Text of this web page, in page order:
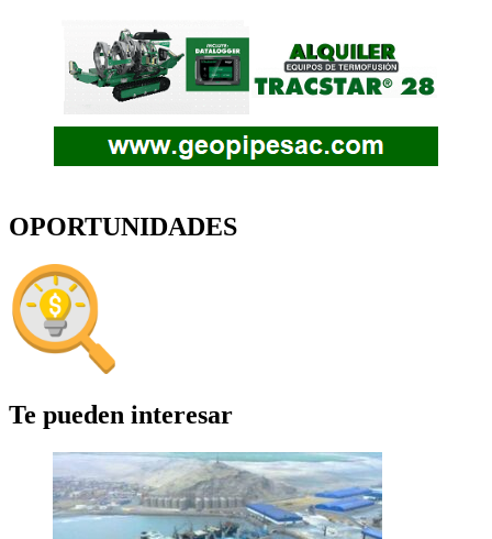
OPORTUNIDADES
Te pueden interesar